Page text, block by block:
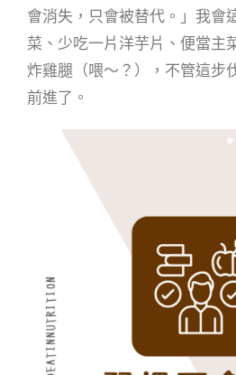
會消失，只會被替代。」我會
菜、少吃一片洋芋片、便當主
炸雞腿（喂～？），不管這步
前進了。